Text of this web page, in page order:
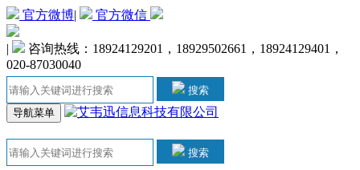
官方微博| 官方微信
|
咨询热线：18924129201，18929502661，18924129401，
020-87030040
搜索
导航菜单
搜索